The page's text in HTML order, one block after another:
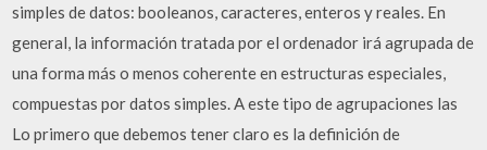
simples de datos: booleanos, caracteres, enteros y reales. En
general, la información tratada por el ordenador irá agrupada de
una forma más o menos coherente en estructuras especiales,
compuestas por datos simples. A este tipo de agrupaciones las
Lo primero que debemos tener claro es la definición de